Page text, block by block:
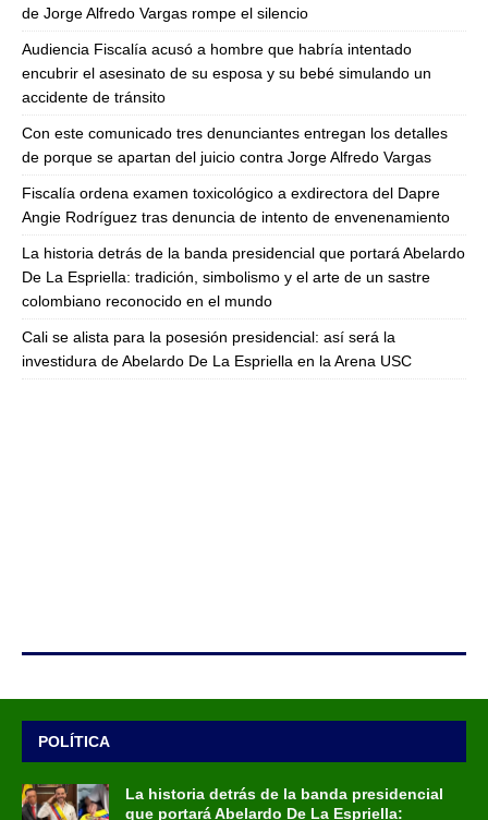
de Jorge Alfredo Vargas rompe el silencio
Audiencia Fiscalía acusó a hombre que habría intentado
encubrir el asesinato de su esposa y su bebé simulando un
accidente de tránsito
Con este comunicado tres denunciantes entregan los detalles
de porque se apartan del juicio contra Jorge Alfredo Vargas
Fiscalía ordena examen toxicológico a exdirectora del Dapre
Angie Rodríguez tras denuncia de intento de envenenamiento
La historia detrás de la banda presidencial que portará Abelardo
De La Espriella: tradición, simbolismo y el arte de un sastre
colombiano reconocido en el mundo
Cali se alista para la posesión presidencial: así será la
investidura de Abelardo De La Espriella en la Arena USC
POLÍTICA
La historia detrás de la banda presidencial
que portará Abelardo De La Espriella: